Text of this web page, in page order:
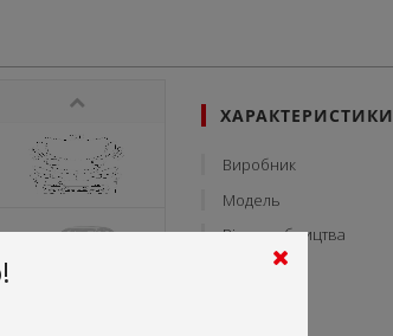
ХАРАКТЕРИСТИКИ
Виробник
Модель
Рік виробництва
Тип кузову